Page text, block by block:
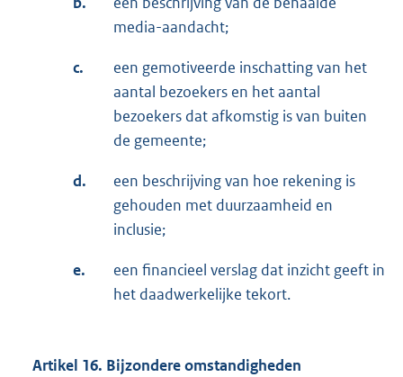
media-aandacht;
c.
een gemotiveerde inschatting van het
aantal bezoekers en het aantal
bezoekers dat afkomstig is van buiten
de gemeente;
d.
een beschrijving van hoe rekening is
gehouden met duurzaamheid en
inclusie;
e.
een financieel verslag dat inzicht geeft in
het daadwerkelijke tekort.
Artikel 16. Bijzondere omstandigheden